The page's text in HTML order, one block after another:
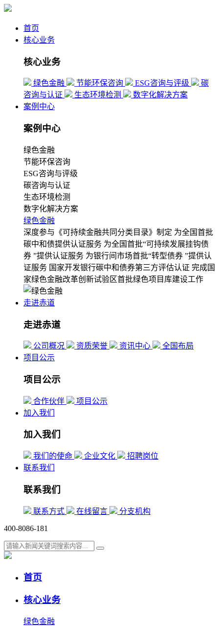
首页
核心业务
核心业务
绿色金融 节能环保咨询 ESG咨询与评级
碳
咨询与认证
生态环境检测
数字化解决方案
案例中心
案例中心
绿色金融
节能环保咨询
ESG咨询与评级
碳咨询与认证
生态环境检测
数字化解决方案
绿色金融
深度参与《可持续金融共同分类目录》制定 为全国首批
碳中和债提供认证服务 为全国首批“可持续发展挂钩债
券 ”提供认证服务 为银行间市场首批“转型债券 ”提供认
证服务 国家开发银行碳中和债券第三方评估认证 完成国
家绿色金融改革创新试验区首批绿色项目库建设工作
走进赤道
走进赤道
公司概况 资质荣誉 资讯中心
全国布局
项目公示
项目公示
合作伙伴
项目公示
加入我们
加入我们
我们的使命 企业文化
招聘岗位
联系我们
联系我们
联系方式 在线留言 分支机构
400-8086-181
首页
核心业务
绿色金融